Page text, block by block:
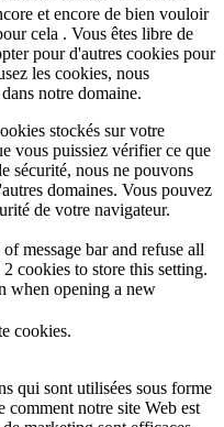
et encore de bien vouloir
cela . Vous êtes libre de
pour d'autres cookies pour
les cookies, nous
notre domaine.
stockés sur votre
vous puissiez vérifier ce que
sécurité, nous ne pouvons
domaines. Vous pouvez
de votre navigateur.
message bar and refuse all
cookies to store this setting.
when opening a new
cookies.
qui sont utilisées sous forme
comment notre site Web est